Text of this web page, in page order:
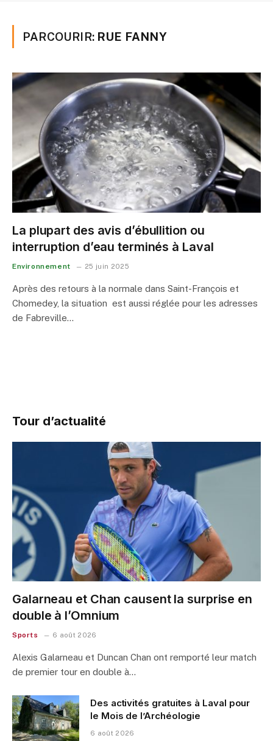
PARCOURIR: RUE FANNY
La plupart des avis d’ébullition ou
interruption d’eau terminés à Laval
Environnement 25 juin 2025
Après des retours à la normale dans Saint-François et
Chomedey, la situation est aussi réglée pour les adresses
de Fabreville…
Tour d’actualité
Galarneau et Chan causent la surprise en
double à l’Omnium
Sports 6 août 2026
Alexis Galarneau et Duncan Chan ont remporté leur match
de premier tour en double à…
Des activités gratuites à Laval pour
le Mois de l’Archéologie
6 août 2026